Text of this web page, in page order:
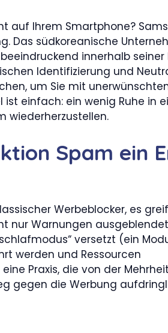
auf Ihrem Smartphone?
Das südkoreanische
innerhalb seiner
Identifizierung und
um Sie mit
einfach: ein wenig Ruhe in
wiederherzustellen.
Spam ein
Werbeblocker, es
nur Warnungen
versetzt (ein
werden und Ressourcen
Praxis, die von der
gegen die Werbung